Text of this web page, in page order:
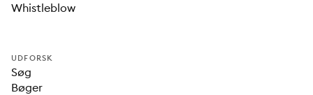
Whistleblow
UDFORSK
Søg
Bøger